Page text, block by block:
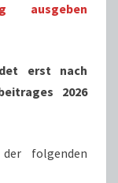
ausgeben
erst nach
2026
folgenden